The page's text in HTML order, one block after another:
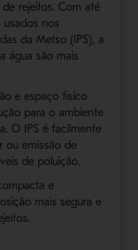
rejeitos. Com até
​​nos
da Metso (IPS), a
água são mais
e espaço físico
para o ambiente
O IPS é facilmente
ou emissão de
de poluição.
e
mais segura e